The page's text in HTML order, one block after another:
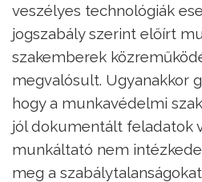
veszélyes technológiák
jogszabály szerint előírt
szakemberek
megvalósult. Ugyanakkor
hogy a munkavédelmi
jól dokumentált feladatok
munkáltató nem
meg a